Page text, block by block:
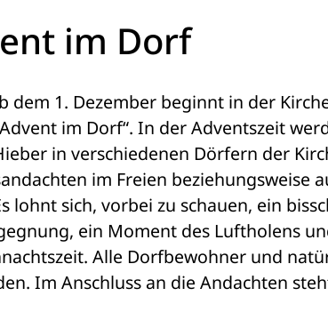
im Dorf
dem 1. Dezember beginnt in der
im Dorf“. In der Adventszeit
in verschiedenen Dörfern der
im Freien beziehungsweise
lohnt sich, vorbei zu schauen, ein
ein Moment des Luftholens
Alle Dorfbewohner und
Im Anschluss an die Andachten